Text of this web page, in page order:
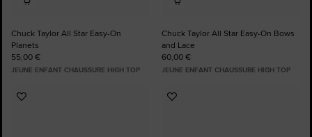
Chuck Taylor All Star Easy-On
Planets
55,00 €
JEUNE ENFANT CHAUSSURE HIGH TOP
Chuck Taylor All Star Easy-On Bows
and Lace
60,00 €
JEUNE ENFANT CHAUSSURE HIGH TOP
Ajouter
Ajouter